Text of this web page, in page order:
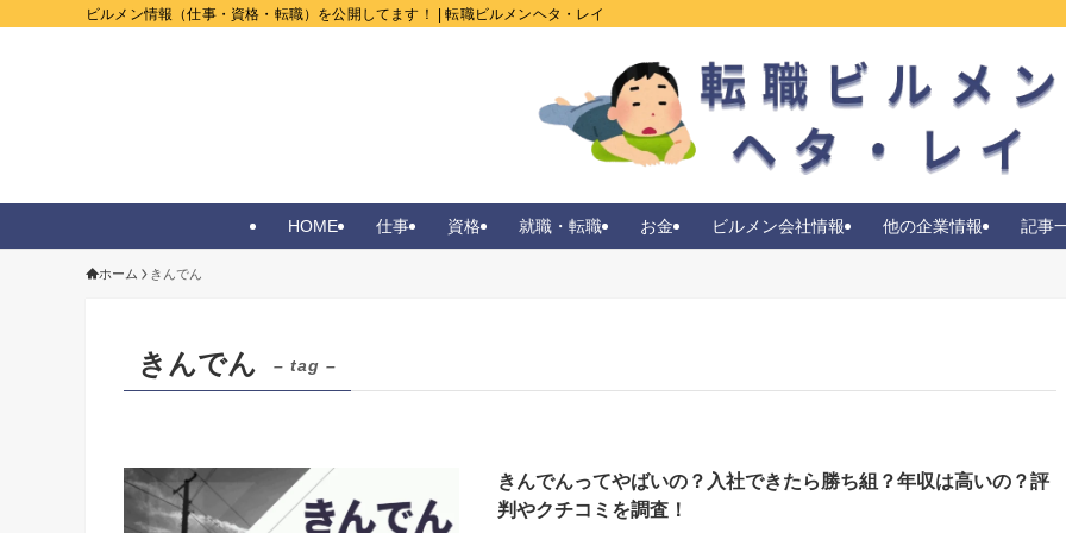
ビルメン情報（仕事・資格・転職）を公開してます！ | 転職ビルメンヘタ・レイ
HOME 仕事 資格 就職・転職 お金 ビルメン会社情報 他の企業情報 記事
ホーム きんでん
きんでん – tag –
きんでんってやばいの？入社できたら勝ち組？年収は高いの？評
判やクチコミを調査！